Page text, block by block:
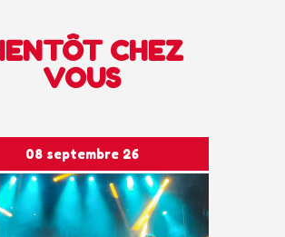
CHEZ
VOUS
08 septembre 26